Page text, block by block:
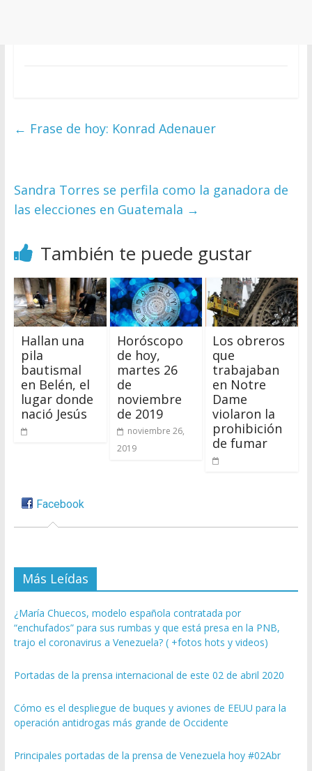
← Frase de hoy: Konrad Adenauer
Sandra Torres se perfila como la ganadora de
las elecciones en Guatemala →
También te puede gustar
Hallan una
pila
bautismal
en Belén, el
lugar donde
nació Jesús
Horóscopo
de hoy,
martes 26
de
noviembre
de 2019
noviembre 26,
2019
Los obreros
que
trabajaban
en Notre
Dame
violaron la
prohibición
de fumar
Facebook
Más Leídas
¿María Chuecos, modelo española contratada por
“enchufados” para sus rumbas y que está presa en la PNB,
trajo el coronavirus a Venezuela? ( +fotos hots y videos)
Portadas de la prensa internacional de este 02 de abril 2020
Cómo es el despliegue de buques y aviones de EEUU para la
operación antidrogas más grande de Occidente
Principales portadas de la prensa de Venezuela hoy #02Abr